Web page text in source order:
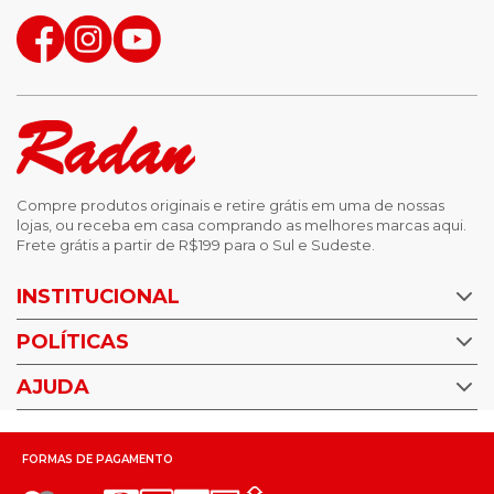
Compre produtos originais e retire grátis em uma de nossas
lojas, ou receba em casa comprando as melhores marcas aqui.
Frete grátis a partir de R$199 para o Sul e Sudeste.
INSTITUCIONAL
Nossas Lojas
Trabalhe Conosco
POLÍTICAS
Política de Privacidade
AJUDA
Perguntas Frequentes
Fale Conosco
FORMAS DE PAGAMENTO